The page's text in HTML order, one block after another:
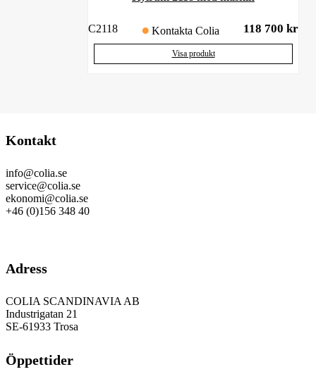
C2118 Kontakta Colia 118 700 kr
Visa produkt
Kontakt
info@colia.se
service@colia.se
ekonomi@colia.se
+46 (0)156 348 40
Adress
COLIA SCANDINAVIA AB
Industrigatan 21
SE-61933 Trosa
Öppettider